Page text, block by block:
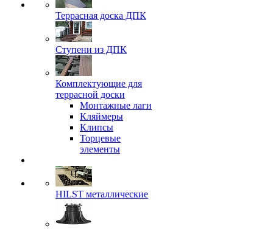
Террасная доска ДПК
Ступени из ДПК
Комплектующие для
террасной доски
Монтажные лаги
Кляймеры
Клипсы
Торцевые
элементы
HILST металлические